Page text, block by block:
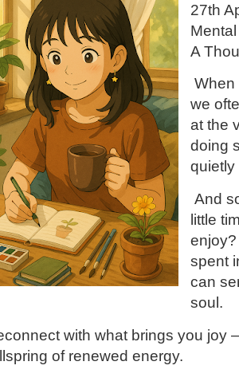
27th
A
When
we
at the
doing
quietly
And
little
spent
can
soul.
with what brings you joy
of renewed energy.